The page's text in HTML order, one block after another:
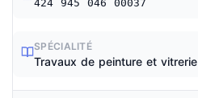
424 945 046 00037
SPÉCIALITÉ
Travaux de peinture et vitrerie